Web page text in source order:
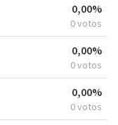
0,00%
0 votos
0,00%
0 votos
0,00%
0 votos